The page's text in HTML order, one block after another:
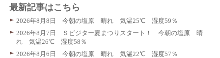
最新記事はこちら
2026年8月8日 今朝の塩原 晴れ 気温25℃ 湿度59％
2026年8月7日 Ｓビジター夏まつりスタート！ 今朝の塩原 晴
れ 気温26℃ 湿度58％
2026年8月6日 今朝の塩原 晴れ 気温22℃ 湿度57％